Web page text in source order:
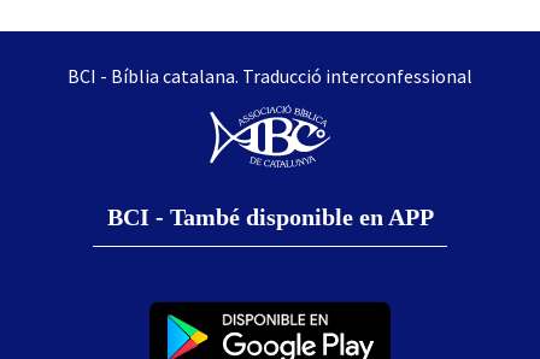
BCI - Bíblia catalana. Traducció interconfessional
BCI - També disponible en APP